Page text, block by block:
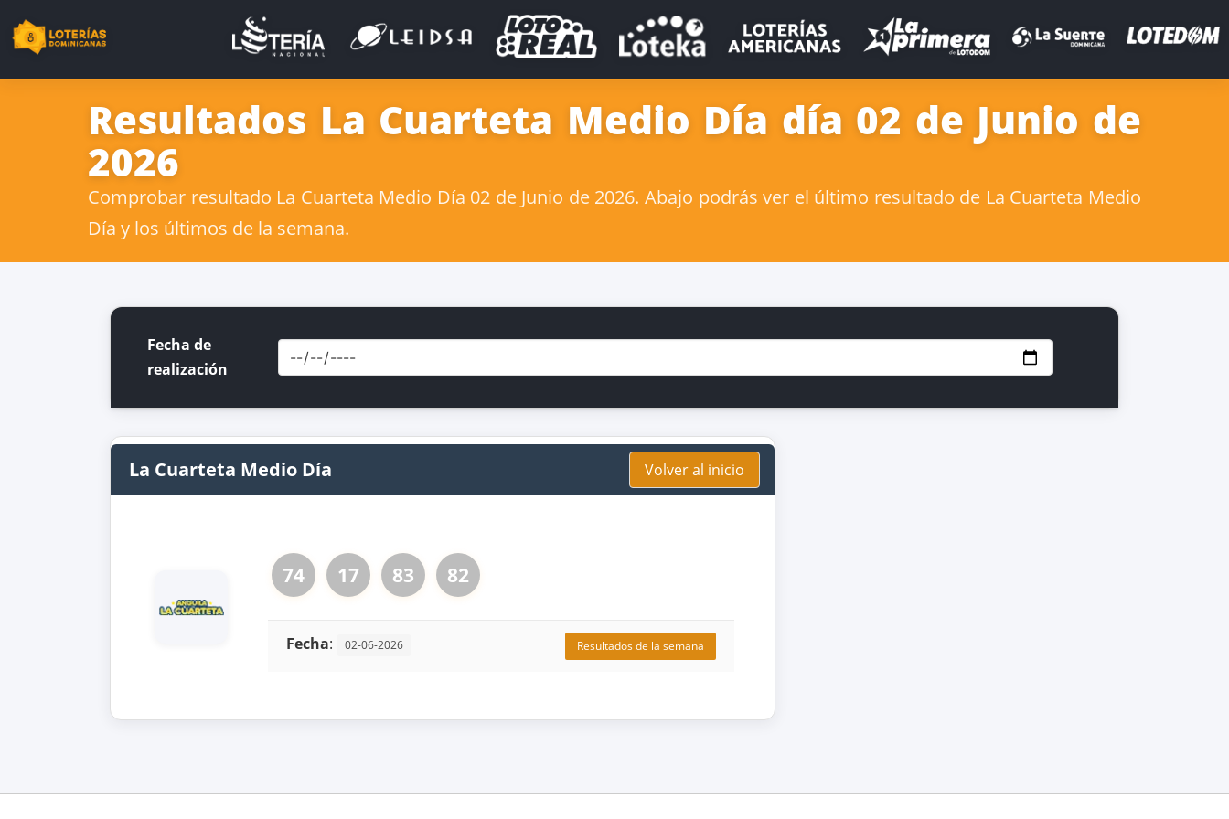
Resultados La Cuarteta Medio Día día 02 de Junio de
2026
Comprobar resultado La Cuarteta Medio Día 02 de Junio de 2026. Abajo podrás ver el último resultado de La Cuarteta Medio
Día y los últimos de la semana.
Fecha de
realización
La Cuarteta Medio Día Volver al inicio
74 17 83 82
Fecha: 02-06-2026 Resultados de la semana